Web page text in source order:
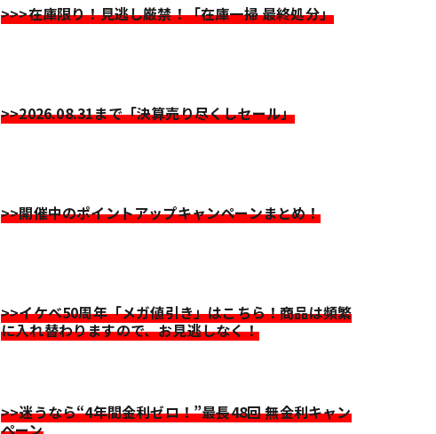
>>>在庫限り！見逃し厳禁！「在庫一掃 最終処分」
>>2026.08.31まで「決算売り尽くしセール」
>>開催中のポイントアップキャンペーンまとめ！
>>イケベ50周年「メガ値引き」はこちら！商品は頻繁
に入れ替わりますので、お見逃しなく！
>>迷うなら“4年間金利ゼロ！”最長48回 無金利キャン
ペーン